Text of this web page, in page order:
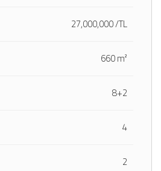
27,000,000 /TL
660 m²
8+2
4
2